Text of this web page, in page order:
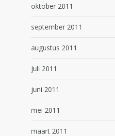
oktober 2011
september 2011
augustus 2011
juli 2011
juni 2011
mei 2011
maart 2011